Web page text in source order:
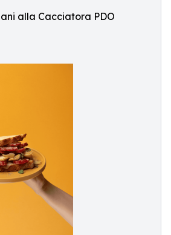
alla Cacciatora PDO